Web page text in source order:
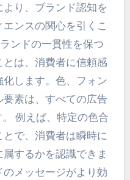
り、ブランド認知を
ンスの関心を引くこ
ンドの一貫性を保つ
は、消費者に信頼感
します。色、フォン
要素は、すべての広告
例えば、特定の色合
で、消費者は瞬時に
するかを認識できま
メッセージがより効